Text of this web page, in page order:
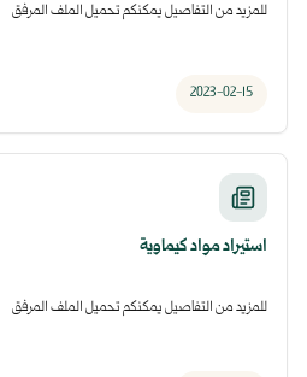
للمزيد من التفاصيل يمكنكم تحميل الملف المرفق
2023-02-15
استيراد مواد كيماوية
للمزيد من التفاصيل يمكنكم تحميل الملف المرفق